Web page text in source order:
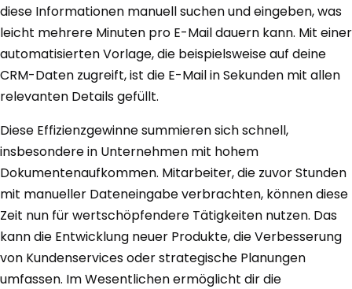
diese Informationen manuell suchen und eingeben, was
leicht mehrere Minuten pro E-Mail dauern kann. Mit einer
automatisierten Vorlage, die beispielsweise auf deine
CRM-Daten zugreift, ist die E-Mail in Sekunden mit allen
relevanten Details gefüllt.
Diese Effizienzgewinne summieren sich schnell,
insbesondere in Unternehmen mit hohem
Dokumentenaufkommen. Mitarbeiter, die zuvor Stunden
mit manueller Dateneingabe verbrachten, können diese
Zeit nun für wertschöpfendere Tätigkeiten nutzen. Das
kann die Entwicklung neuer Produkte, die Verbesserung
von Kundenservices oder strategische Planungen
umfassen. Im Wesentlichen ermöglicht dir die